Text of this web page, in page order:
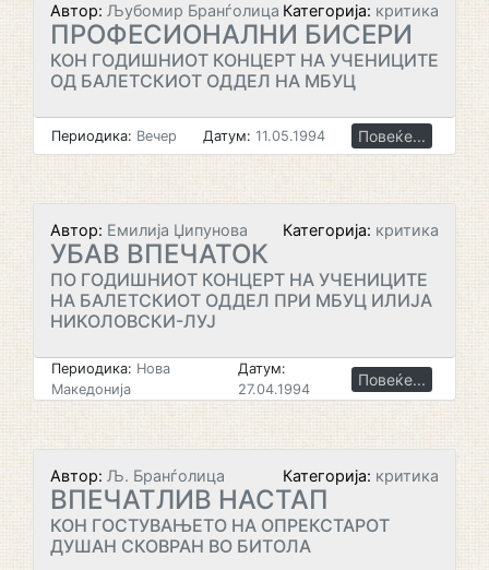
Автор: Љубомир Бранѓолица Категорија: критика
ПРОФЕСИОНАЛНИ БИСЕРИ
КОН ГОДИШНИОТ КОНЦЕРТ НА УЧЕНИЦИТЕ
ОД БАЛЕТСКИОТ ОДДЕЛ НА МБУЦ
Периодика: Вечер Датум: 11.05.1994 Повеќе...
Автор: Емилија Џипунова Категорија: критика
УБАВ ВПЕЧАТОК
ПО ГОДИШНИОТ КОНЦЕРТ НА УЧЕНИЦИТЕ
НА БАЛЕТСКИОТ ОДДЕЛ ПРИ МБУЦ ИЛИЈА
НИКОЛОВСКИ-ЛУЈ
Периодика: Нова
Македонија
Датум:
27.04.1994
Повеќе...
Автор: Љ. Бранѓолица Категорија: критика
ВПЕЧАТЛИВ НАСТАП
КОН ГОСТУВАЊЕТО НА ОПРЕКСТАРОТ
ДУШАН СКОВРАН ВО БИТОЛА